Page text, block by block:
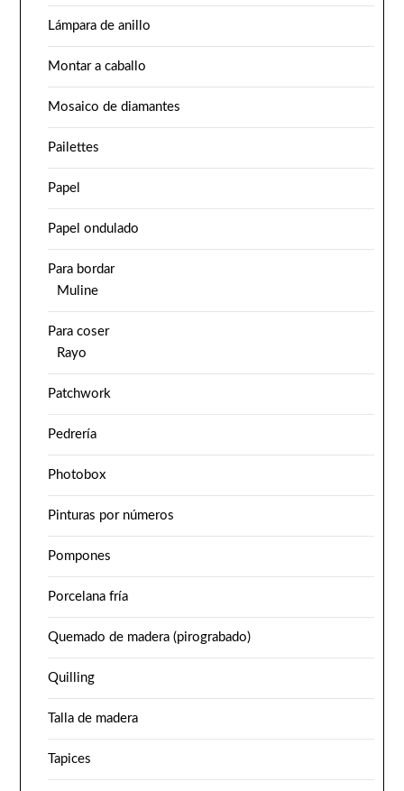
Lámpara de anillo
Montar a caballo
Mosaico de diamantes
Pailettes
Papel
Papel ondulado
Para bordar
Muline
Para coser
Rayo
Patchwork
Pedrería
Photobox
Pinturas por números
Pompones
Porcelana fría
Quemado de madera (pirograbado)
Quilling
Talla de madera
Tapices